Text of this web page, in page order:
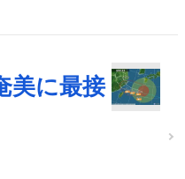
美に最接